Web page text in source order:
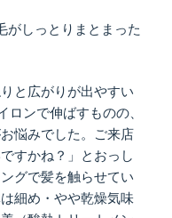
がしっとりまとまった
と広がりが出やすい
ンで伸ばすものの、
悩みでした。ご来店
すかね？」とおっし
グで髪を触らせてい
細め・やや乾燥気味